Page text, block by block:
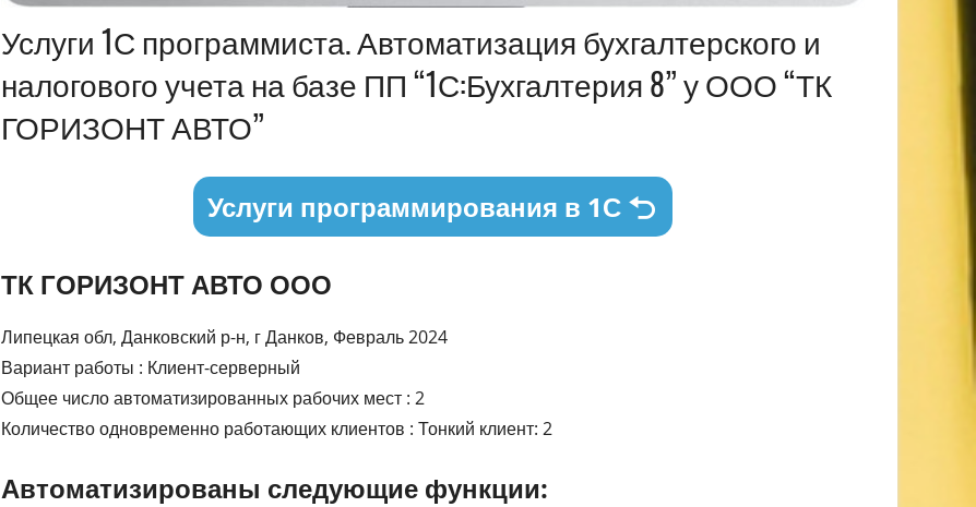
Информация
Услуги 1С программиста. Автоматизация бухгалтерского и
налогового учета на базе ПП “1С:Бухгалтерия 8” у ООО “ТК
ГОРИЗОНТ АВТО”
Услуги программирования в 1С
ТК ГОРИЗОНТ АВТО ООО
Липецкая обл, Данковский р-н, г Данков, Февраль 2024
Вариант работы : Клиент-серверный
Общее число автоматизированных рабочих мест : 2
Количество одновременно работающих клиентов : Тонкий клиент: 2
Автоматизированы следующие функции: